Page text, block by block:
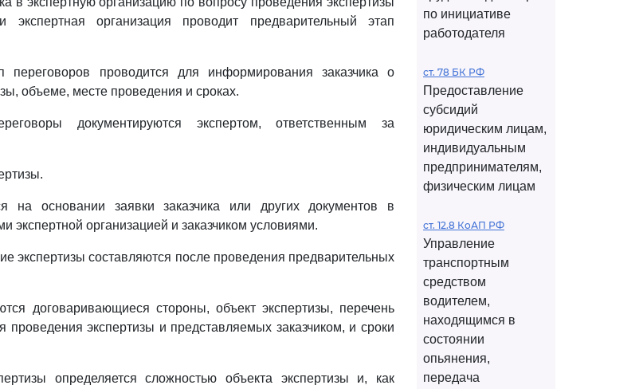
экспертная организация проводит предварительный этап
переговоров проводится для информирования заказчика о
объеме, месте проведения и сроках.
документируются экспертом, ответственным за
на основании заявки заказчика или других документов в
экспертной организацией и заказчиком условиями.
экспертизы составляются после проведения предварительных
договаривающиеся стороны, объект экспертизы, перечень
экспертизы и представляемых заказчиком, и сроки
определяется сложностью объекта экспертизы и, как
по инициативе
работодателя
ст. 78 БК РФ
Предоставление
субсидий
юридическим лицам,
индивидуальным
предпринимателям,
физическим лицам
ст. 12.8 КоАП РФ
Управление
транспортным
средством
водителем,
находящимся в
состоянии
опьянения,
передача